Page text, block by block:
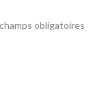
obligatoires